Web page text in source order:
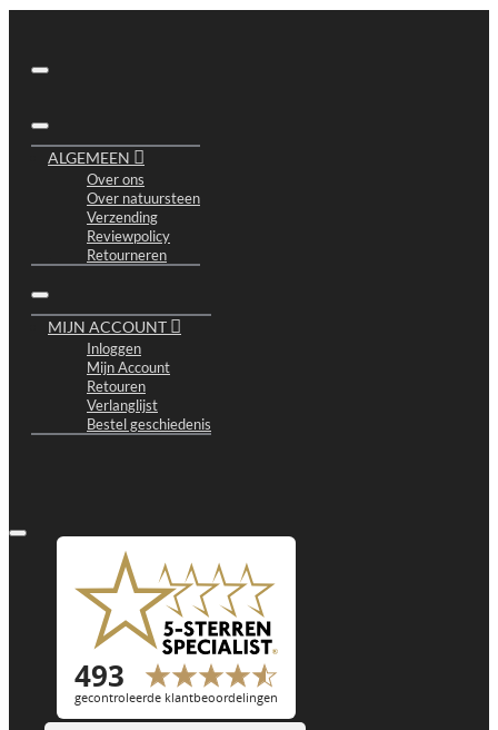
ALGEMEEN
Over ons
Over natuursteen
Verzending
Reviewpolicy
Retourneren
MIJN ACCOUNT
Inloggen
Mijn Account
Retouren
Verlanglijst
Bestel geschiedenis